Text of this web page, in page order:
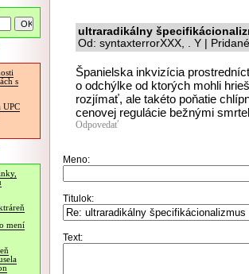
s
UPC
mení
ultraradikálny
Od: syntaxterrorXXX, . Y |
Španielska inkvizícia
o odchýlke od ktorých mohli
rozjímať, ale takéto poňatie
cenovej regulácie bežnými
Odpovedať
Meno:
Titulok:
Text: